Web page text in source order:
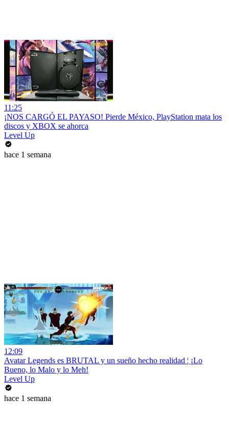
11:25
¡NOS CARGÓ EL PAYASO! Pierde México, PlayStation mata los
discos y XBOX se ahorca
Level Up
hace 1 semana
12:09
Avatar Legends es BRUTAL y un sueño hecho realidad ¦ ¡Lo
Bueno, lo Malo y lo Meh!
Level Up
hace 1 semana